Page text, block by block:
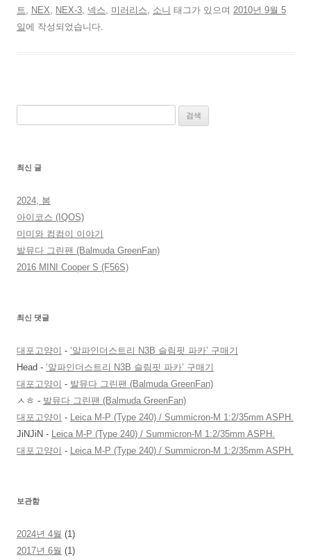
트, NEX, NEX-3, 넥스, 미러리스, 소니 태그가 있으며 2010년 9월 5
일에 작성되었습니다.
최신 글
2024, 봄
아이코스 (IQOS)
미미와 컴컴이 이야기
발뮤다 그린팬 (Balmuda GreenFan)
2016 MINI Cooper S (F56S)
최신 댓글
대포고양이 - ‘알파인더스트리 N3B 슬림핏 파카’ 구매기
Head - ‘알파인더스트리 N3B 슬림핏 파카’ 구매기
대포고양이 - 발뮤다 그린팬 (Balmuda GreenFan)
ㅅㅎ - 발뮤다 그린팬 (Balmuda GreenFan)
대포고양이 - Leica M-P (Type 240) / Summicron-M 1:2/35mm ASPH.
JiNJiN - Leica M-P (Type 240) / Summicron-M 1:2/35mm ASPH.
대포고양이 - Leica M-P (Type 240) / Summicron-M 1:2/35mm ASPH.
보관함
2024년 4월 (1)
2017년 6월 (1)